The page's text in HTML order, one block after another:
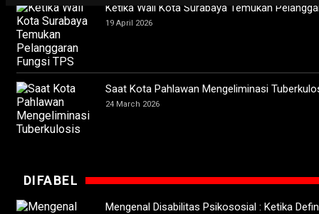
Ketika Wali Kota Surabaya Temukan
19 April 2026
Saat Kota Pahlawan Mengeliminasi
24 March 2026
DIFABEL
Mengenal Disabilitas Psikososial : Ketika